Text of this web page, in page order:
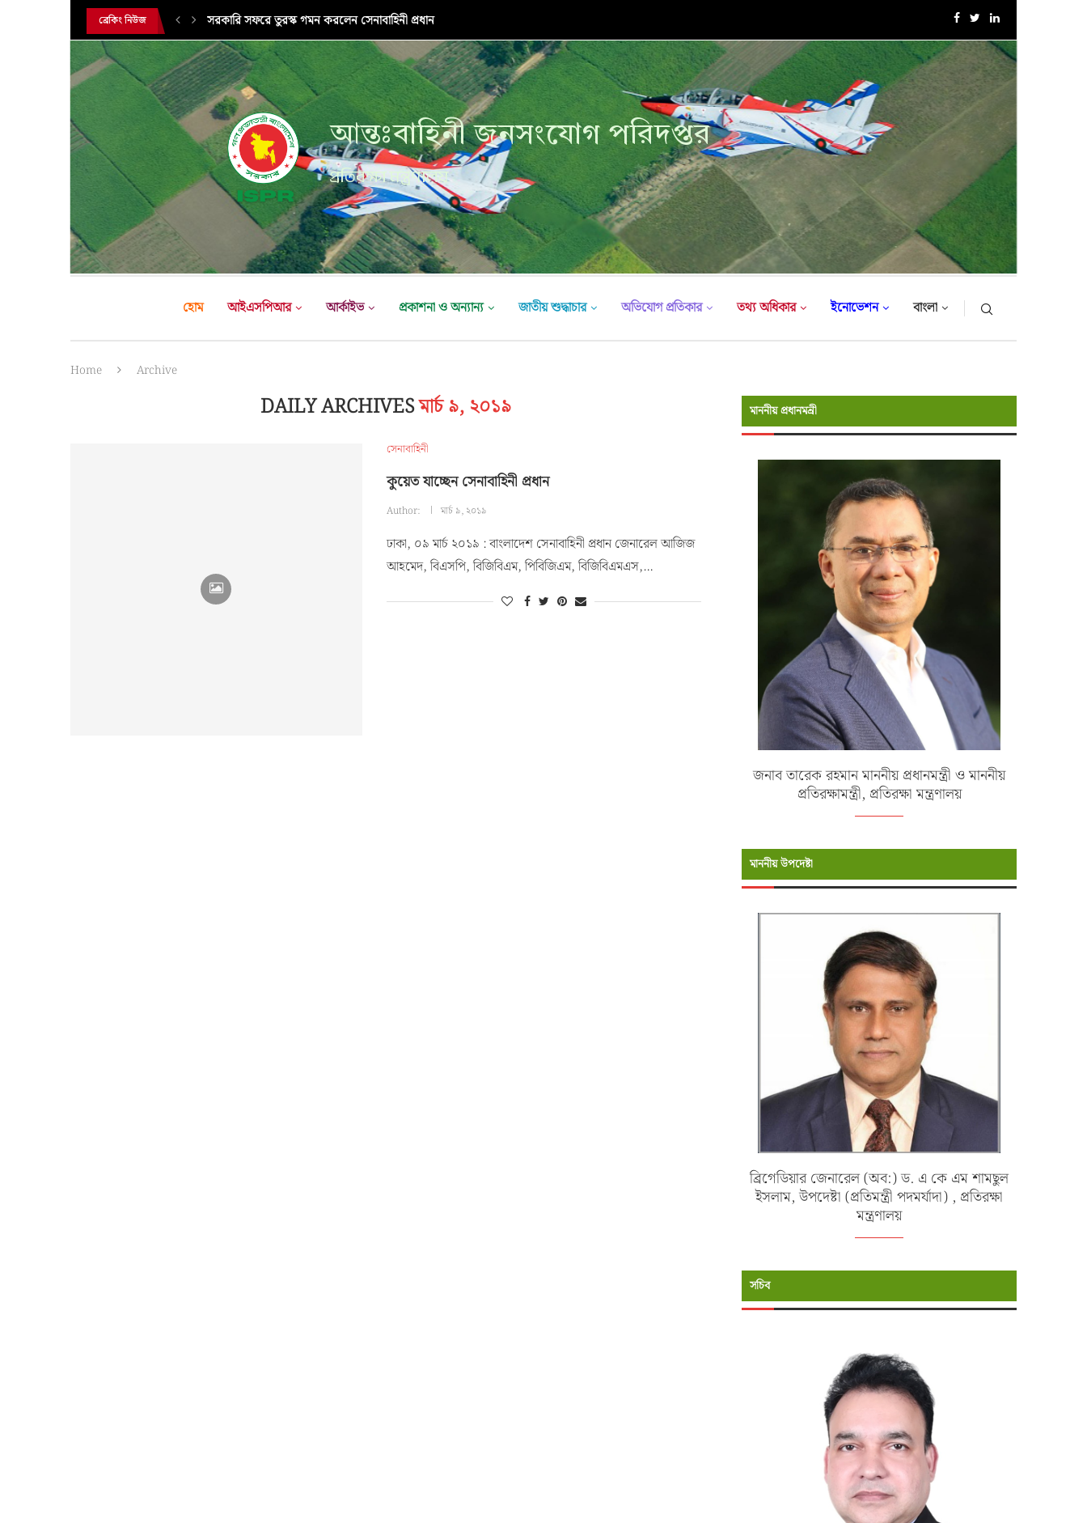
ব্রেকিং নিউজ সরকারি সফরে তুরস্ক গমন করলেন সেনাবাহিনী প্রধান এক্সারসাইজ টাইগার লাইটনিং-২০২৬ এর উদ্বোধনী অনুষ্ঠান
আন্তঃবাহিনী জনসংযোগ পরিদপ্তর
প্রতিরক্ষা মন্ত্রণালয়
হোম আইএসপিআর আর্কাইভ প্রকাশনা ও অন্যান্য জাতীয় শুদ্ধাচার অভিযোগ প্রতিকার তথ্য অধিকার ইনোভেশন বাংলা
Home Archive
DAILY ARCHIVESমার্চ ৯, ২০১৯
সেনাবাহিনী
কুয়েত যাচ্ছেন সেনাবাহিনী প্রধান
Author: মার্চ ৯, ২০১৯
ঢাকা, ০৯ মার্চ ২০১৯ : বাংলাদেশ সেনাবাহিনী প্রধান জেনারেল আজিজ
আহমেদ, বিএসপি, বিজিবিএম, পিবিজিএম, বিজিবিএমএস,…
মাননীয় প্রধানমন্রী
জনাব তারেক রহমান মাননীয় প্রধানমন্ত্রী ও মাননীয়
প্রতিরক্ষামন্ত্রী, প্রতিরক্ষা মন্ত্রণালয়
মাননীয় উপদেষ্টা
ব্রিগেডিয়ার জেনারেল (অব:) ড. এ কে এম শামছুল
ইসলাম, উপদেষ্টা (প্রতিমন্ত্রী পদমর্যাদা) , প্রতিরক্ষা
মন্ত্রণালয়
সচিব